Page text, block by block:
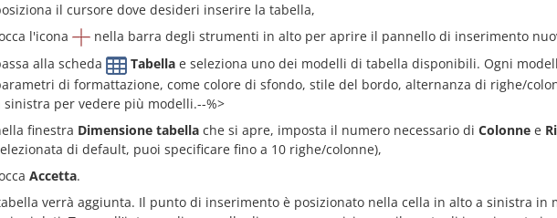
il cursore dove desideri inserire la tabella,
l'icona
nella barra degli strumenti in alto per aprire il pannello di inserimento
alla scheda
Tabella e seleziona uno dei modelli di tabella disponibili. Ogni
di formattazione, come colore di sfondo, stile del bordo, alternanza di righe/
sinistra per vedere più modelli.--%>
finestra Dimensione tabella che si apre, imposta il numero necessario di Colonne e
di default, puoi specificare fino a 10 righe/colonne),
Accetta.
verrà aggiunta. Il punto di inserimento è posizionato nella cella in alto a sinistra in